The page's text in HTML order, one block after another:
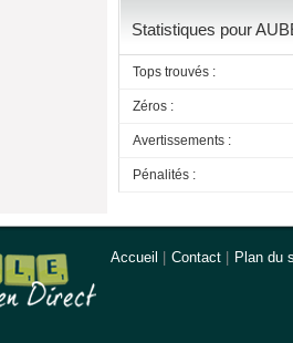
Statistiques pour
Tops trouvés :
Zéros :
Avertissements :
Pénalités :
Accueil Contact Plan du